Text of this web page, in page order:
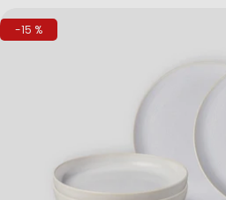
-15 %